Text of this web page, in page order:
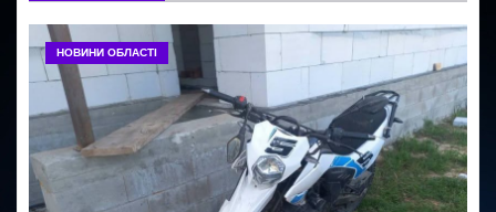
НОВИНИ ОБЛАСТІ